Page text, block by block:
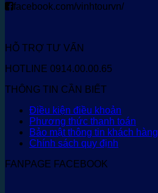
facebook.com/vinhtourvn/
HỖ TRỢ TƯ VẤN
HOTLINE 0914.00.00.65
THÔNG TIN CẦN BIẾT
Điều kiện điều khoản
Phương thức thanh toán
Bảo mật thông tin khách hàng
Chính sách quy định
FANPAGE FACEBOOK